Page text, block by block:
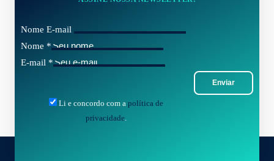
Nome E-mail
Nome *
E-mail *
Enviar
Li e concordo com a política de
privacidade